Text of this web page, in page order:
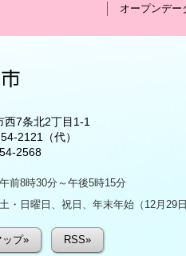
オープンデー
西7条北2丁目1-1
2121
（代）
2568
午前8時30分～午後5時15分
土・日曜日、祝日、年末年始（12月29日
ップ» RSS»